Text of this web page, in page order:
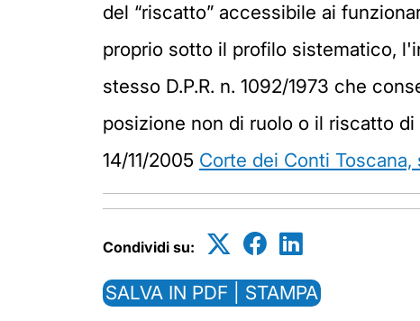
del “riscatto” accessibile ai
proprio sotto il profilo sistematico,
stesso D.P.R. n. 1092/1973 che
posizione non di ruolo o il riscatto
14/11/2005 Corte dei Conti Toscana,
Condividi su:
SALVA IN PDF | STAMPA